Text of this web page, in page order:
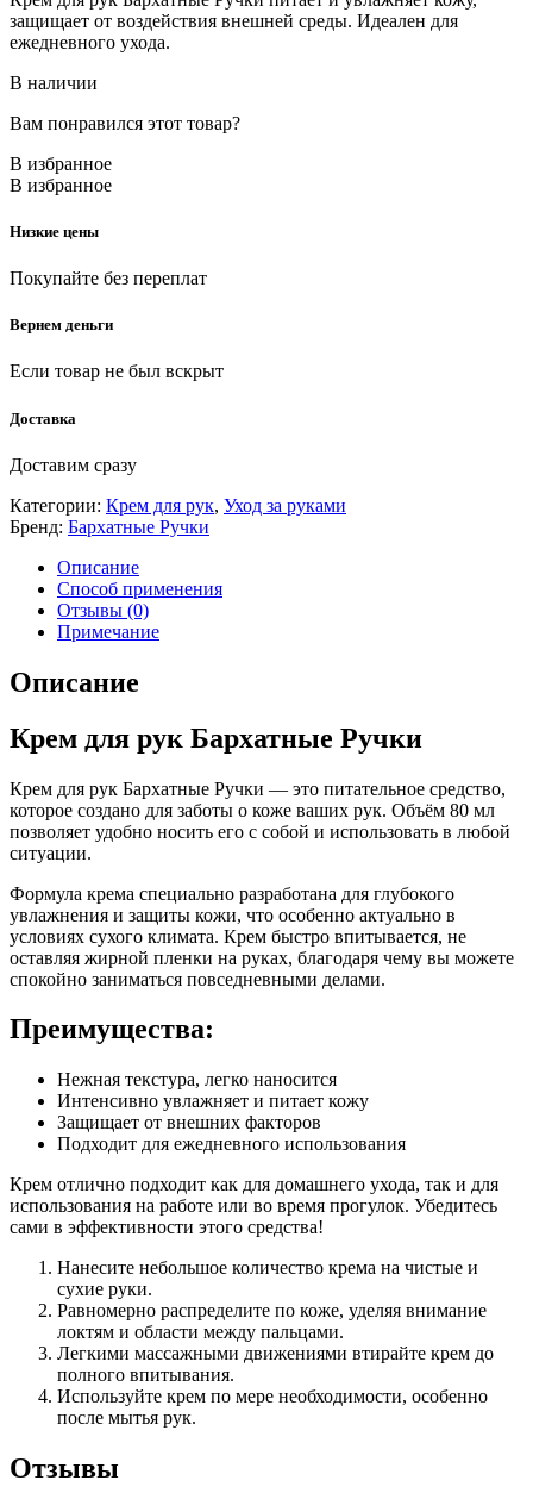
защищает от воздействия внешней среды. Идеален для
ежедневного ухода.
В наличии
Вам понравился этот товар?
В избранное
В избранное
Низкие цены
Покупайте без переплат
Вернем деньги
Если товар не был вскрыт
Доставка
Доставим сразу
Категории: Крем для рук, Уход за руками
Бренд: Бархатные Ручки
Описание
Способ применения
Отзывы (0)
Примечание
Описание
Крем для рук Бархатные Ручки
Крем для рук Бархатные Ручки — это питательное средство,
которое создано для заботы о коже ваших рук. Объём 80 мл
позволяет удобно носить его с собой и использовать в любой
ситуации.
Формула крема специально разработана для глубокого
увлажнения и защиты кожи, что особенно актуально в
условиях сухого климата. Крем быстро впитывается, не
оставляя жирной пленки на руках, благодаря чему вы можете
спокойно заниматься повседневными делами.
Преимущества:
Нежная текстура, легко наносится
Интенсивно увлажняет и питает кожу
Защищает от внешних факторов
Подходит для ежедневного использования
Крем отлично подходит как для домашнего ухода, так и для
использования на работе или во время прогулок. Убедитесь
сами в эффективности этого средства!
Нанесите небольшое количество крема на чистые и
сухие руки.
Равномерно распределите по коже, уделяя внимание
локтям и области между пальцами.
Легкими массажными движениями втирайте крем до
полного впитывания.
Используйте крем по мере необходимости, особенно
после мытья рук.
Отзывы